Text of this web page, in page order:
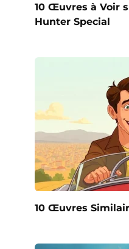
10 Œuvres à Voir
Hunter Special
10 Œuvres